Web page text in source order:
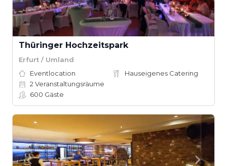
Thüringer Hochzeitspark
Erfurt / Umland
Eventlocation
Hauseigenes Catering
2 Veranstaltungsräume
600 Gäste